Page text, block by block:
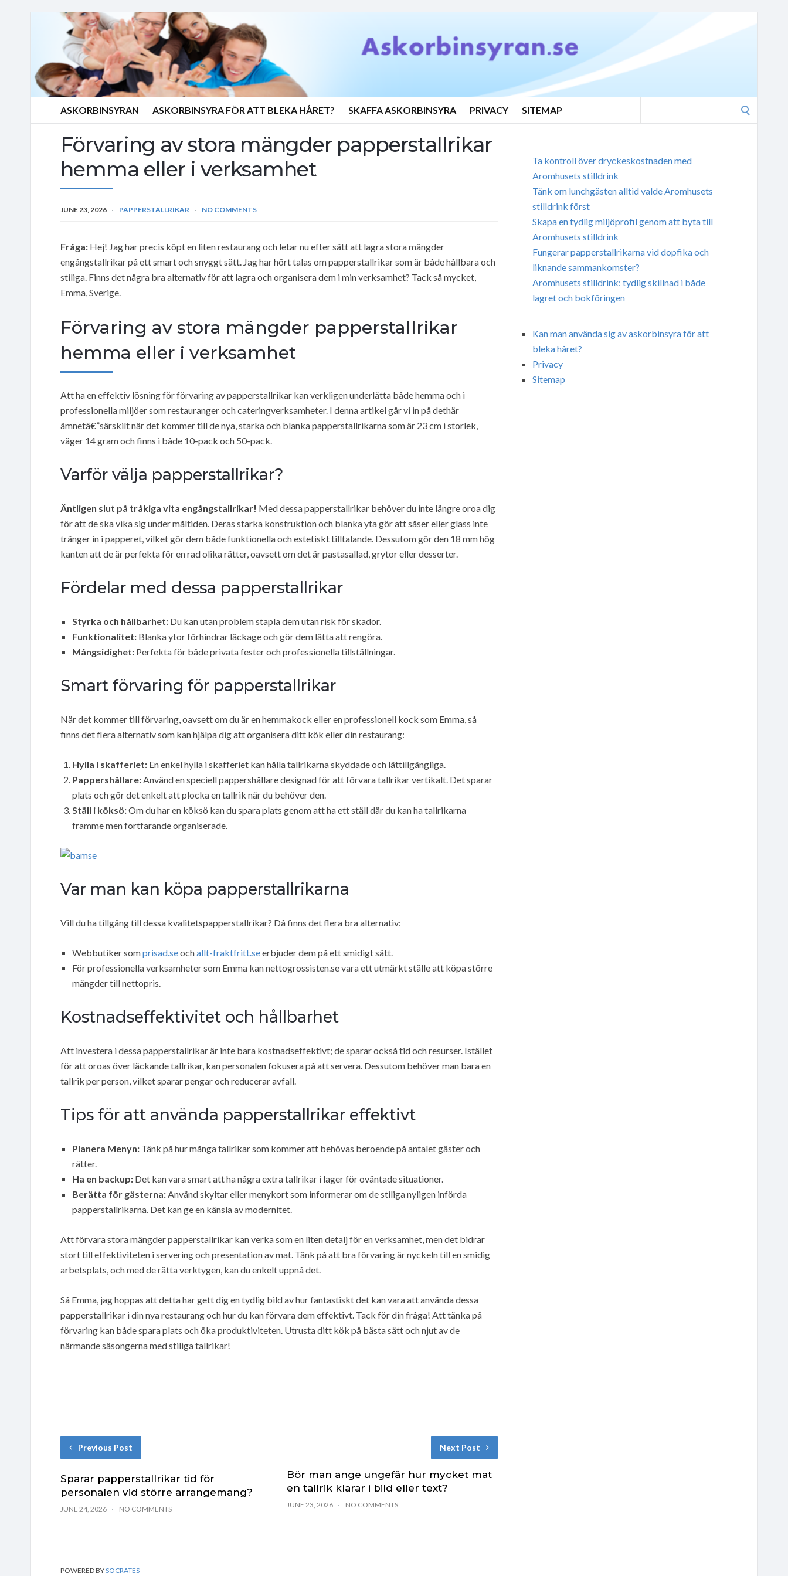
ASKORBINSYRAN ASKORBINSYRA FÖR ATT BLEKA HÅRET? SKAFFA ASKORBINSYRA PRIVACY SITEMAP
Förvaring av stora mängder papperstallrikar
hemma eller i verksamhet
JUNE 23, 2026 PAPPERSTALLRIKAR NO COMMENTS
Fråga: Hej! Jag har precis köpt en liten restaurang och letar nu efter sätt att lagra stora mängder
engångstallrikar på ett smart och snyggt sätt. Jag har hört talas om papperstallrikar som är både hållbara och
stiliga. Finns det några bra alternativ för att lagra och organisera dem i min verksamhet? Tack så mycket,
Emma, Sverige.
Förvaring av stora mängder papperstallrikar
hemma eller i verksamhet
Att ha en effektiv lösning för förvaring av papperstallrikar kan verkligen underlätta både hemma och i
professionella miljöer som restauranger och cateringverksamheter. I denna artikel går vi in på dethär
ämnetâ€”särskilt när det kommer till de nya, starka och blanka papperstallrikarna som är 23 cm i storlek,
väger 14 gram och finns i både 10-pack och 50-pack.
Varför välja papperstallrikar?
Äntligen slut på tråkiga vita engångstallrikar! Med dessa papperstallrikar behöver du inte längre oroa dig
för att de ska vika sig under måltiden. Deras starka konstruktion och blanka yta gör att såser eller glass inte
tränger in i papperet, vilket gör dem både funktionella och estetiskt tilltalande. Dessutom gör den 18 mm hög
kanten att de är perfekta för en rad olika rätter, oavsett om det är pastasallad, grytor eller desserter.
Fördelar med dessa papperstallrikar
Styrka och hållbarhet: Du kan utan problem stapla dem utan risk för skador.
Funktionalitet: Blanka ytor förhindrar läckage och gör dem lätta att rengöra.
Mångsidighet: Perfekta för både privata fester och professionella tillställningar.
Smart förvaring för papperstallrikar
När det kommer till förvaring, oavsett om du är en hemmakock eller en professionell kock som Emma, så
finns det flera alternativ som kan hjälpa dig att organisera ditt kök eller din restaurang:
Hylla i skafferiet: En enkel hylla i skafferiet kan hålla tallrikarna skyddade och lättillgängliga.
Pappershållare:Använd en speciell pappershållare designad för att förvara tallrikar vertikalt. Det sparar
plats och gör det enkelt att plocka en tallrik när du behöver den.
Ställ i köksö:Om du har en köksö kan du spara plats genom att ha ett ställ där du kan ha tallrikarna
framme men fortfarande organiserade.
Var man kan köpa papperstallrikarna
Vill du ha tillgång till dessa kvalitetspapperstallrikar? Då finns det flera bra alternativ:
Webbutiker somprisad.seochallt-fraktfritt.seerbjuder dem på ett smidigt sätt.
För professionella verksamheter som Emma kan nettogrossisten.se vara ett utmärkt ställe att köpa större
mängder till nettopris.
Kostnadseffektivitet och hållbarhet
Att investera i dessa papperstallrikar är inte bara kostnadseffektivt; de sparar också tid och resurser. Istället
för att oroas över läckande tallrikar, kan personalen fokusera på att servera. Dessutom behöver man bara en
tallrik per person, vilket sparar pengar och reducerar avfall.
Tips för att använda papperstallrikar effektivt
Planera Menyn: Tänk på hur många tallrikar som kommer att behövas beroende på antalet gäster och
rätter.
Ha en backup: Det kan vara smart att ha några extra tallrikar i lager för oväntade situationer.
Berätta för gästerna:Använd skyltar eller menykort som informerar om de stiliga nyligen införda
papperstallrikarna. Det kan ge en känsla av modernitet.
Att förvara stora mängder papperstallrikar kan verka som en liten detalj för en verksamhet, men det bidrar
stort till effektiviteten i servering och presentation av mat. Tänk på att bra förvaring är nyckeln till en smidig
arbetsplats, och med de rätta verktygen, kan du enkelt uppnå det.
Så Emma, jag hoppas att detta har gett dig en tydlig bild av hur fantastiskt det kan vara att använda dessa
papperstallrikar i din nya restaurang och hur du kan förvara dem effektivt. Tack för din fråga! Att tänka på
förvaring kan både spara plats och öka produktiviteten. Utrusta ditt kök på bästa sätt och njut av de
närmande säsongerna med stiliga tallrikar!
Previous Post
Sparar papperstallrikar tid för
personalen vid större arrangemang?
JUNE 24, 2026 NO COMMENTS
Next Post
Bör man ange ungefär hur mycket mat
en tallrik klarar i bild eller text?
JUNE 23, 2026 NO COMMENTS
Ta kontroll över dryckeskostnaden med
Aromhusets stilldrink
Tänk om lunchgästen alltid valde Aromhusets
stilldrink först
Skapa en tydlig miljöprofil genom att byta till
Aromhusets stilldrink
Fungerar papperstallrikarna vid dopfika och
liknande sammankomster?
Aromhusets stilldrink: tydlig skillnad i både
lagret och bokföringen
Kan man använda sig av askorbinsyra för att
bleka håret?
Privacy
Sitemap
POWERED BYSOCRATES